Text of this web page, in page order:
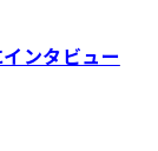
ンタビュー